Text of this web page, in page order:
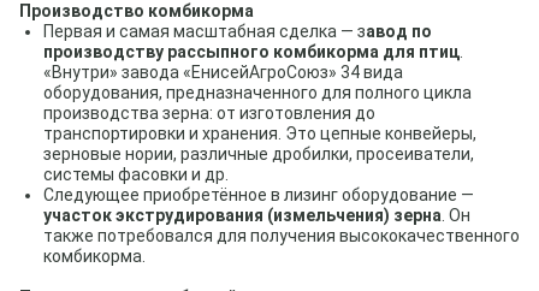
Производство комбикорма
Первая и самая масштабная сделка — завод по
производству рассыпного комбикорма для птиц
«Внутри» завода «ЕнисейАгроСоюз» 34 вида
оборудования, предназначенного для полного цикла
производства зерна: от изготовления до
транспортировки и хранения. Это цепные конвейеры,
зерновые нории, различные дробилки, просеиватели,
системы фасовки и др.
Следующее приобретённое в лизинг оборудование —
участок экструдирования (измельчения) зерна . Он
также потребовался для получения высококачественного
комбикорма.